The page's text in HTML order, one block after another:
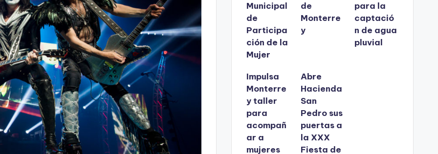
Municipal
de
Participa
ción de la
Mujer
de
Monterre
y
para la
captació
n de agua
pluvial
Impulsa
Monterre
y taller
para
acompañ
ar a
mujeres
Abre
Hacienda
San
Pedro sus
puertas a
la XXX
Fiesta de